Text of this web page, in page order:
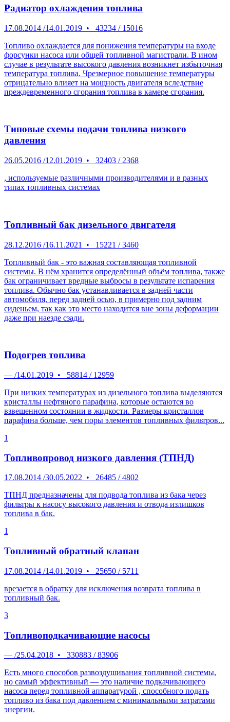
Радиатор охлаждения топлива
17.08.2014 /14.01.2019 • 43234 / 15016
Топливо охлаждается для понижения температуры на входе
форсунки насоса или общей топливной магистрали. В ином
случае в результате высокого давления возникнет избыточная
температура топлива. Чрезмерное повышение температуры
отрицательно влияет на мощность двигателя вследствие
преждевременного сгорания топлива в камере сгорания.
Типовые схемы подачи топлива низкого
давления
26.05.2016 /12.01.2019 • 32403 / 2368
, используемые различными производителями и в разных
типах топливных системах
Топливный бак дизельного двигателя
28.12.2016 /16.11.2021 • 15221 /3460
Топливный бак - это важная составляющая топливной
системы. В нём хранится определённый объём топлива, также
бак ограничивает вредные выбросы в результате испарения
топлива. Обычно бак устанавливается в задней части
автомобиля, перед задней осью, в примерно под задним
сиденьем, так как это место находится вне зоны деформации
даже при наезде сзади.
Подогрев топлива
— /14.01.2019 • 58814 / 12959
При низких температурах из дизельного топлива выделяются
кристаллы нефтяного парафина, которые остаются во
взвешенном состоянии в жидкости. Размеры кристаллов
парафина больше, чем поры элементов топливных фильтров...
1
Топливопровод низкого давления (ТПНД)
17.08.2014 /30.05.2022 • 26485 /4802
ТПНД предназначены для подвода топлива из бака через
фильтры к насосу высокого давления и отвода излишков
топлива в бак.
1
Топливный обратный клапан
17.08.2014 /14.01.2019 • 25650 / 5711
врезается в обратку для исключения возврата топлива в
топливный бак.
3
Топливоподкачивающие насосы
— /25.04.2018 • 330883 /83906
Есть много способов развоздушивания топливной системы,
но самый эффективный — это наличие подкачивающего
насоса перед топливной аппаратурой , способного подать
топливо из бака под давлением с минимальными затратами
энергии.